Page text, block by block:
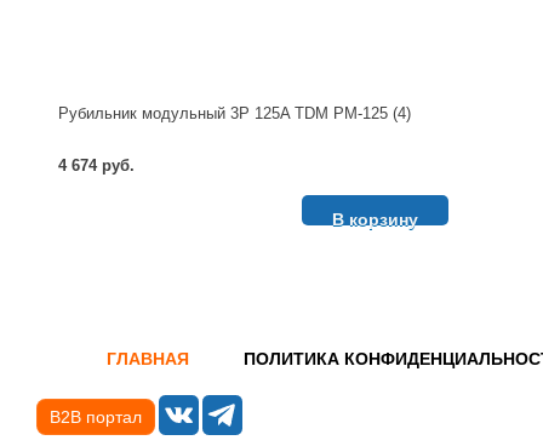
Рубильник модульный 3P 125A TDM РМ-125 (4)
4 674 руб.
В корзину
ГЛАВНАЯ ПОЛИТИКА
B2B портал